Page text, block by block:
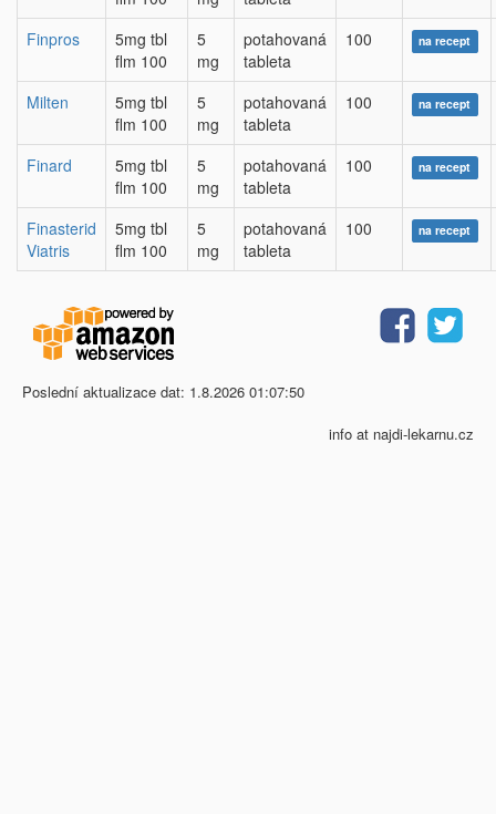
Finpros
5mg tbl
flm 100
5
mg
potahovaná
tableta
100 na recept
Milten
5mg tbl
flm 100
5
mg
potahovaná
tableta
100 na recept
Finard
5mg tbl
flm 100
5
mg
potahovaná
tableta
100 na recept
Finasterid
Viatris
5mg tbl
flm 100
5
mg
potahovaná
tableta
100 na recept
Poslední aktualizace dat: 1.8.2026 01:07:50
info at najdi-lekarnu.cz